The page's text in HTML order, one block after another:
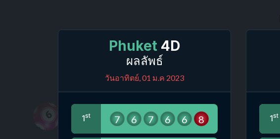
Phuket 4D
ผลลัพธ์
วันอาทิตย์, 01 ม.ค 2023
1st 7 6 7 6 6 8 1st